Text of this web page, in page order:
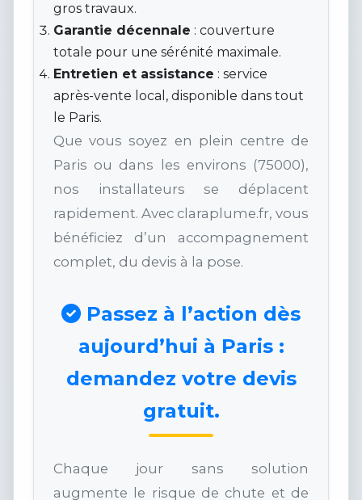
gros travaux.
Garantie décennale : couverture
totale pour une sérénité maximale.
Entretien et assistance : service
après-vente local, disponible dans tout
le Paris.
Que vous soyez en plein centre de
Paris ou dans les environs (75000),
nos installateurs se déplacent
rapidement. Avec claraplume.fr, vous
bénéficiez d’un accompagnement
complet, du devis à la pose.
Passez à l’action dès
aujourd’hui à Paris :
demandez votre devis
gratuit.
Chaque jour sans solution
augmente le risque de chute et de